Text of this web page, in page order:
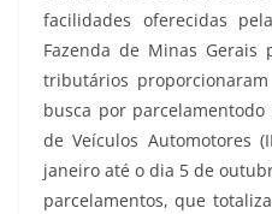
facilidades oferecidas
Fazenda de Minas
tributários
busca por
de Veículos Automotores
janeiro até o dia 5 de
parcelamentos, que